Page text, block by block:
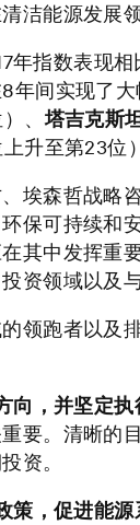
洁能源发展
年指数表现
年间实现了
、塔吉克斯
上升至第23位
埃森哲战略
保可持续和
其中发挥重
资领域以及
领跑者以及
向，并坚定执
要。清晰的
资。
策，促进能源